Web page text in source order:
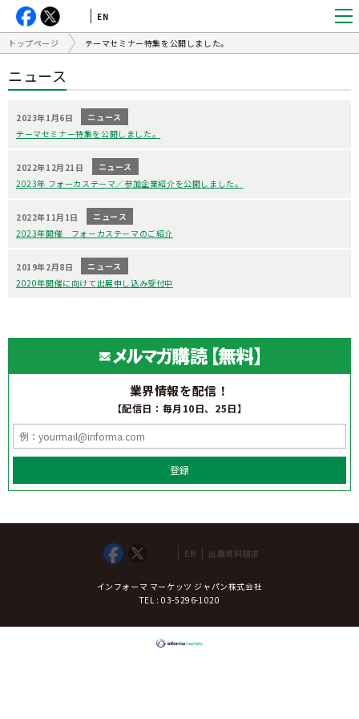
EN
トップページ テーマセミナー特集を公開しました。
ニュース
2023年1月6日
ニュース
テーマセミナー特集を公開しました。
2022年12月21日
ニュース
2023年 フォーカステーマ／参加企業紹介を公開しました。
2022年11月1日
ニュース
2023年開催 フォーカステーマのご紹介
2019年2月8日
ニュース
2020年開催に向けて出展申し込み受付中
業界情報を配信！
【配信日：毎月10日、25日】
登録
EN 出展資料請求
インフォーマ マーケッツ ジャパン株式会社
TEL : 03-5296-1020